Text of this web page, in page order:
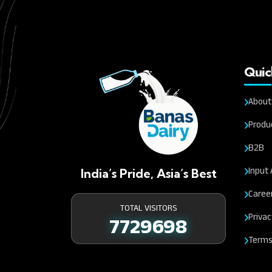
India’s Pride, Asia’s Best
TOTAL VISITORS
7729698
B2B
Input